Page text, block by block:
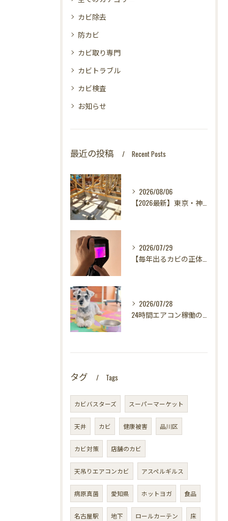
カビ除去
防カビ
カビ取り専門
カビトラブル
カビ検査
お知らせ
最近の投稿 Recent Posts
2026/08/06
【2026最新】東京・神奈川・千葉・埼玉の新築に異変？！引き渡し前カビ検査が必須な理由｜3万円で数千万円の資産を守る究極の安心術✨
2026/07/29
【毎年出るカビの正体を暴く！】カビ取りは当たり前✨再発を防ぐ「徹底原因追及」の裏側とは？水漏れサーモグラフィー調査の威力！
2026/07/28
24時間エアコン稼働の落とし穴！夏型壁内結露から大切な愛犬の健康を守る方法
タグ Tags
カビバスターズ スーパーマーケット
天井 カビ 健康被害 品川区
カビ対策 店舗のカビ
天吊りエアコンカビ アスペルギルス
病原真菌 愛知県 ホットヨガ 食品
名古屋駅 地下 ロールカーテン 床